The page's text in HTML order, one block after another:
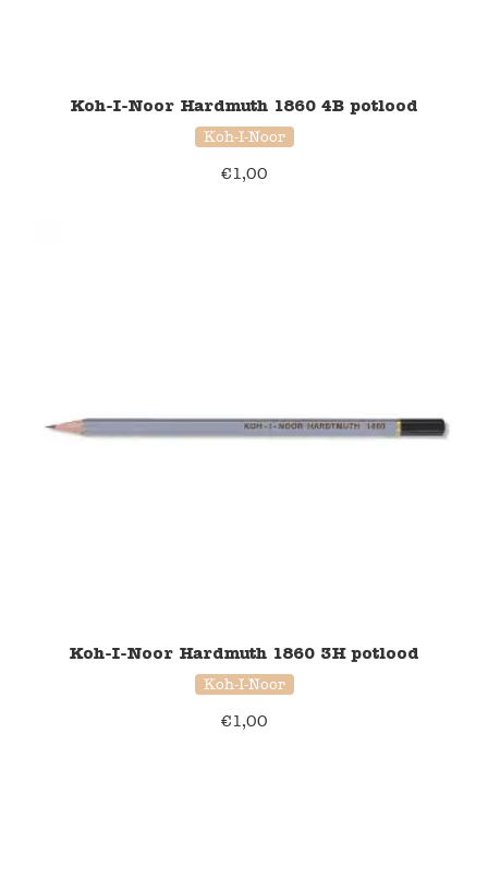
Koh-I-Noor Hardmuth 1860 4B potlood
Koh-I-Noor
€1,00
Koh-I-Noor Hardmuth 1860 3H potlood
Koh-I-Noor
€1,00